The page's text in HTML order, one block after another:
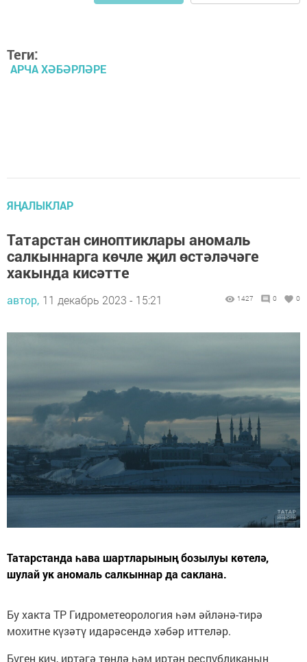
Теги:
АРЧА ХӘБӘРЛӘРЕ
ЯҢАЛЫКЛАР
Татарстан синоптиклары аномаль
салкыннарга көчле җил өстәләчәге
хакында кисәтте
автор, 11 декабрь 2023 - 15:21 1427 0 0
Татарстанда һава шартларының бозылуы көтелә,
шулай ук аномаль салкыннар да саклана.
Бу хакта ТР Гидрометеорология һәм әйләнә-тирә
мохитне күзәтү идарәсендә хәбәр иттеләр.
Бүген кич, иртәгә төнлә һәм иртән республиканың